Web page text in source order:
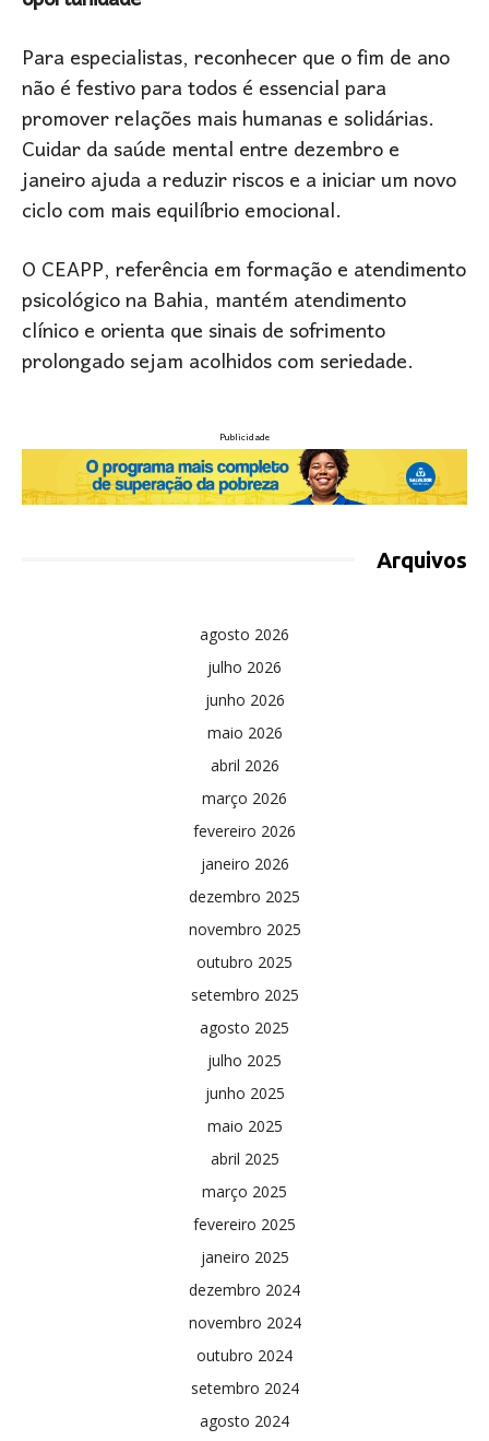
Para especialistas, reconhecer que o fim de ano
não é festivo para todos é essencial para
promover relações mais humanas e solidárias.
Cuidar da saúde mental entre dezembro e
janeiro ajuda a reduzir riscos e a iniciar um novo
ciclo com mais equilíbrio emocional.
O CEAPP, referência em formação e atendimento
psicológico na Bahia, mantém atendimento
clínico e orienta que sinais de sofrimento
prolongado sejam acolhidos com seriedade.
Publicidade
Arquivos
agosto 2026
julho 2026
junho 2026
maio 2026
abril 2026
março 2026
fevereiro 2026
janeiro 2026
dezembro 2025
novembro 2025
outubro 2025
setembro 2025
agosto 2025
julho 2025
junho 2025
maio 2025
abril 2025
março 2025
fevereiro 2025
janeiro 2025
dezembro 2024
novembro 2024
outubro 2024
setembro 2024
agosto 2024